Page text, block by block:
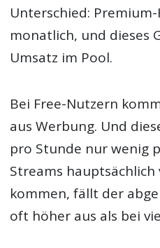
Unterschied:
monatlich, und dieses
Umsatz im Pool.
Bei Free-Nutzern
aus Werbung. Und
pro Stunde nur wenig
Streams
kommen, fällt der
oft höher aus als bei